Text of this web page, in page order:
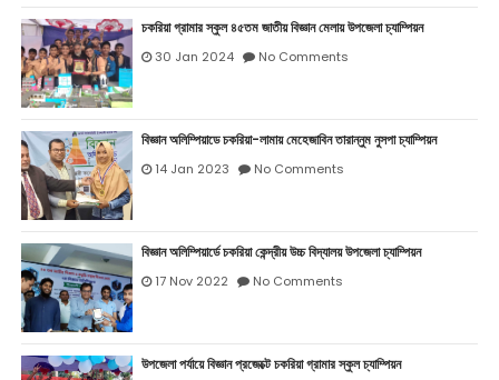
চকরিয়া গ্রামার স্কুল ৪৫তম জাতীয় বিজ্ঞান মেলায় উপজেলা চ্যাম্পিয়ন
30 Jan 2024 No Comments
বিজ্ঞান অলিম্পিয়াডে চকরিয়া-লামায় মেহেজাবিন তারান্নুম নুসপা চ্যাম্পিয়ন
14 Jan 2023 No Comments
বিজ্ঞান অলিম্পিয়ার্ডে চকরিয়া কেন্দ্রীয় উচ্চ বিদ্যালয় উপজেলা চ্যাম্পিয়ন
17 Nov 2022 No Comments
উপজেলা পর্যায়ে বিজ্ঞান প্রজেক্টে চকরিয়া গ্রামার স্কুল চ্যাম্পিয়ন